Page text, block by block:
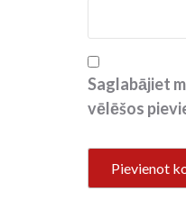
Saglabājiet
vēlēšos